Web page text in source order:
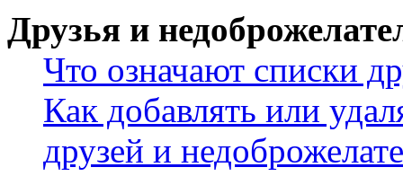
Друзья и
Что означают списки
Как добавлять или
друзей и